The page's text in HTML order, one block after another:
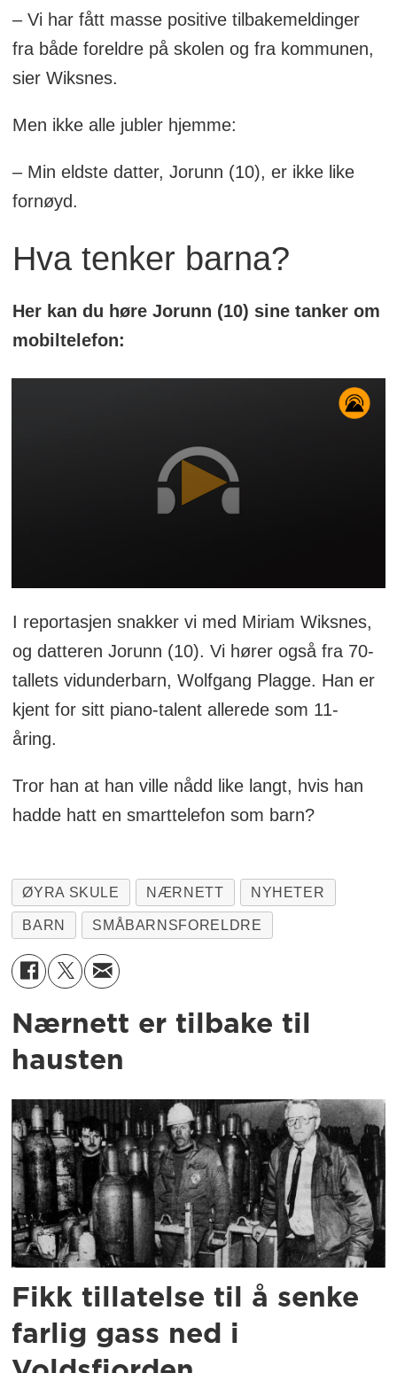
– Vi har fått masse positive tilbakemeldinger
fra både foreldre på skolen og fra kommunen,
sier Wiksnes.
Men ikke alle jubler hjemme:
– Min eldste datter, Jorunn (10), er ikke like
fornøyd.
Hva tenker barna?
Her kan du høre Jorunn (10) sine tanker om
mobiltelefon:
I reportasjen snakker vi med Miriam Wiksnes,
og datteren Jorunn (10). Vi hører også fra 70-
tallets vidunderbarn, Wolfgang Plagge. Han er
kjent for sitt piano-talent allerede som 11-
åring.
Tror han at han ville nådd like langt, hvis han
hadde hatt en smarttelefon som barn?
ØYRA SKULE NÆRNETT NYHETER
BARN SMÅBARNSFORELDRE
Nærnett er tilbake til
hausten
Fikk tillatelse til å senke
farlig gass ned i